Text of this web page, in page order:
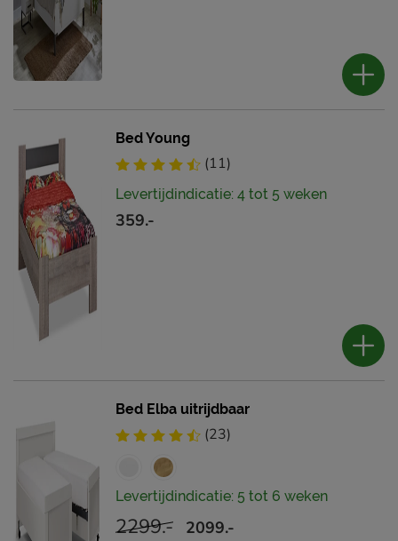
Bed Young
(11)
Levertijdindicatie: 4 tot 5 weken
359.-
Bed Elba uitrijdbaar
(23)
Levertijdindicatie: 5 tot 6 weken
2299.- 2099.-